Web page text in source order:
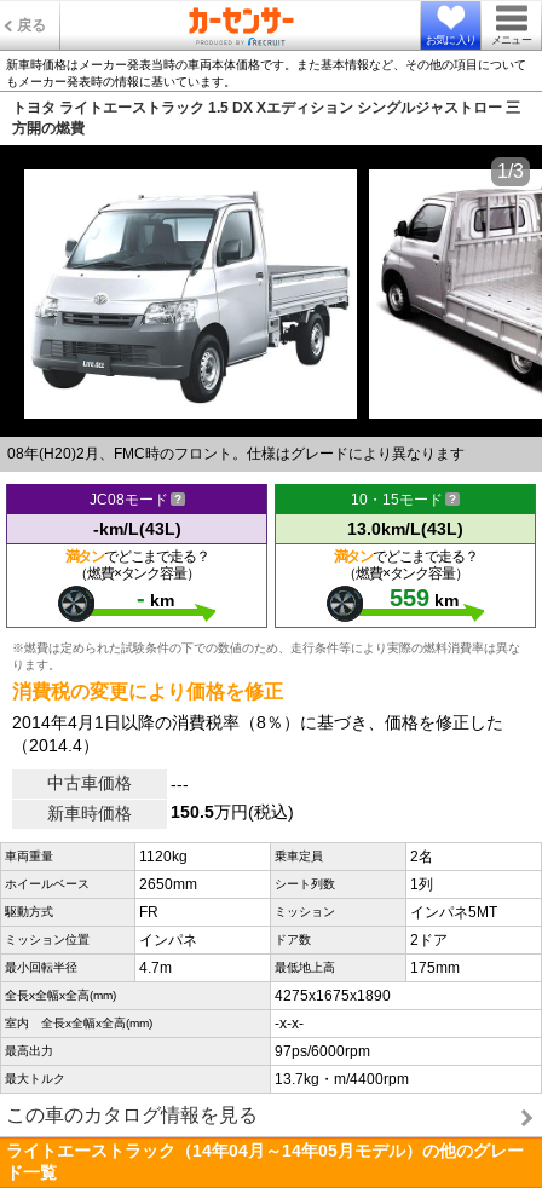
戻る
お気に入り メニュー
新車時価格はメーカー発表当時の車両本体価格です。また基本情報など、その他の項目について
もメーカー発表時の情報に基いています。
トヨタ ライトエーストラック 1.5 DX Xエディション シングルジャストロー 三
方開の燃費
08年(H20)2月、FMC時のフロント。仕様はグレードにより異なります
1/3
JC08モード
-km/L(43L)
満タンでどこまで走る？
（燃費×タンク容量）
- km
10・15モード
13.0km/L(43L)
満タンでどこまで走る？
（燃費×タンク容量）
559 km
※燃費は定められた試験条件の下での数値のため、走行条件等により実際の燃料消費率は異な
ります。
消費税の変更により価格を修正
2014年4月1日以降の消費税率（8％）に基づき、価格を修正した
（2014.4）
中古車価格
---
新車時価格
150.5万円(税込)
車両重量 1120kg 乗車定員 2名
ホイールベース 2650mm シート列数 1列
駆動方式 FR ミッション インパネ5MT
ミッション位置 インパネ ドア数 2ドア
最小回転半径 4.7m 最低地上高 175mm
全長x全幅x全高(mm) 4275x1675x1890
室内 全長x全幅x全高(mm) -x-x-
最高出力 97ps/6000rpm
最大トルク 13.7kg・m/4400rpm
この車のカタログ情報を見る
ライトエーストラック（14年04月～14年05月モデル）の他のグレー
ド一覧